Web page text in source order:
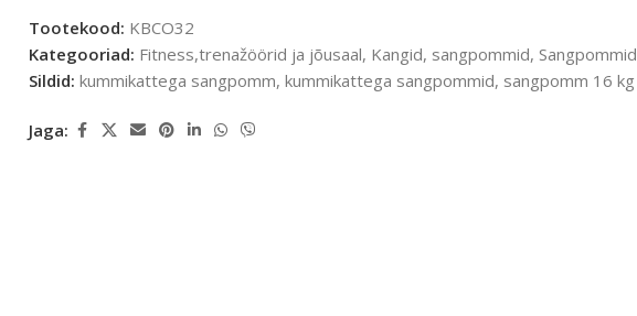
Tootekood: KBCO32
Kategooriad: Fitness,trenažöörid ja jõusaal, Kangid, sangpommid, Sangpommid
Sildid: kummikattega sangpomm, kummikattega sangpommid, sangpomm 16 kg
Jaga: